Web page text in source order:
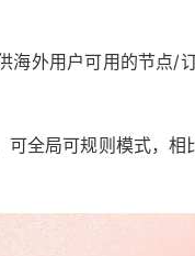
海外用户可用的节点/
全局可规则模式，相